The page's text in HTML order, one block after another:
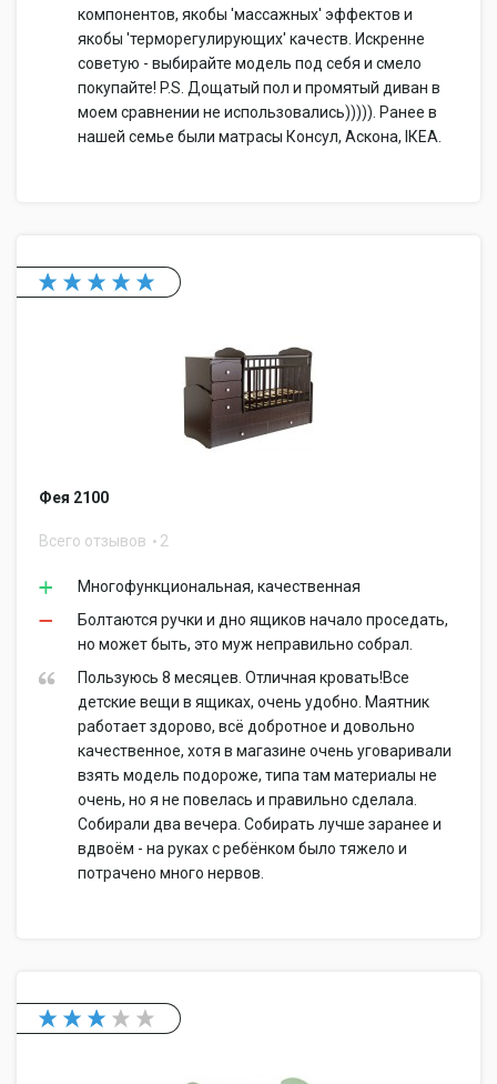
компонентов, якобы 'массажных' эффектов и
якобы 'терморегулирующих' качеств. Искренне
советую - выбирайте модель под себя и смело
покупайте! P.S. Дощатый пол и промятый диван в
моем сравнении не использовались))))). Ранее в
нашей семье были матрасы Консул, Аскона, IКEA.
Фея 2100
Всего отзывов 2
Многофункциональная, качественная
Болтаются ручки и дно ящиков начало проседать,
но может быть, это муж неправильно собрал.
Пользуюсь 8 месяцев. Отличная кровать!Все
детские вещи в ящиках, очень удобно. Маятник
работает здорово, всё добротное и довольно
качественное, хотя в магазине очень уговаривали
взять модель подороже, типа там материалы не
очень, но я не повелась и правильно сделала.
Собирали два вечера. Собирать лучше заранее и
вдвоём - на руках с ребёнком было тяжело и
потрачено много нервов.